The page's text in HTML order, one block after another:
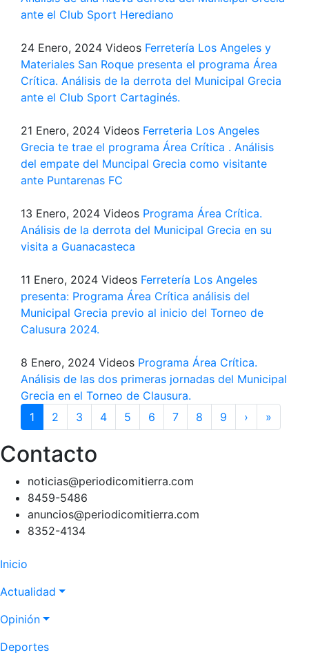
ante el Club Sport Herediano
24 Enero, 2024 Videos Ferretería Los Angeles y
Materiales San Roque presenta el programa Área
Crítica. Análisis de la derrota del Municipal Grecia
ante el Club Sport Cartaginés.
21 Enero, 2024 Videos Ferreteria Los Angeles
Grecia te trae el programa Área Crítica . Análisis
del empate del Muncipal Grecia como visitante
ante Puntarenas FC
13 Enero, 2024 Videos Programa Área Crítica.
Análisis de la derrota del Municipal Grecia en su
visita a Guanacasteca
11 Enero, 2024 Videos Ferretería Los Angeles
presenta: Programa Área Crítica análisis del
Municipal Grecia previo al inicio del Torneo de
Calusura 2024.
8 Enero, 2024 Videos Programa Área Crítica.
Análisis de las dos primeras jornadas del Municipal
Grecia en el Torneo de Clausura.
Paginación
1 2 3 4 5 6 7 8 9 › Siguiente
página
»
página
Contacto
noticias@periodicomitierra.com
8459-5486
anuncios@periodicomitierra.com
8352-4134
Navegación
principal
Inicio
Actualidad
Opinión
Deportes